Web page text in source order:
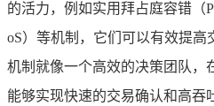
的活力，例如实用拜占庭容错（
oS）等机制，它们可以有效提
机制就像一个高效的决策团队，
能够实现快速的交易确认和高吞